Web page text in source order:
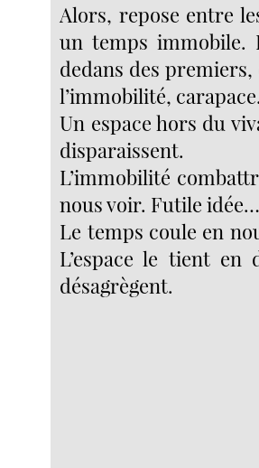
Alors, repose entre
un temps immobile.
dedans des
l’immobilité, carapace.
Un espace hors du
disparaissent.
L’immobilité
nous voir. Futile idée…
Le temps coule en
L’espace le tient en
désagrègent.